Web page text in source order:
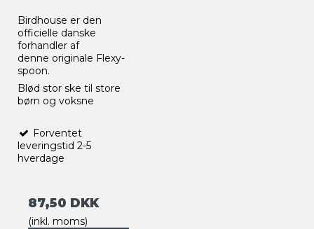
Birdhouse er den
officielle danske
forhandler af
denne originale Flexy-
spoon.
Blød stor ske til store
børn og voksne
Forventet
leveringstid 2-5
hverdage
87,50 DKK
(inkl. moms)